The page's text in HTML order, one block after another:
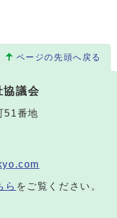
ページの先頭へ戻る
協議会
51番地
ら をご覧ください。